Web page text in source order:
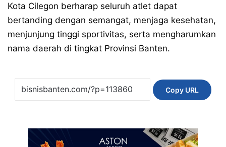
Kota Cilegon berharap seluruh atlet dapat
bertanding dengan semangat, menjaga kesehatan,
menjunjung tinggi sportivitas, serta mengharumkan
nama daerah di tingkat Provinsi Banten.
Copy URL